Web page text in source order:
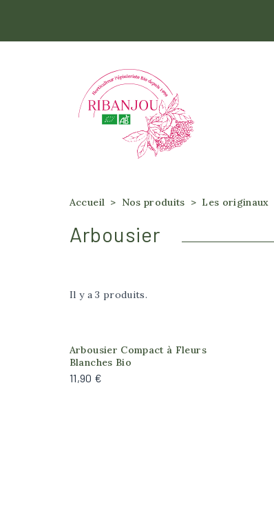
Accueil
Accueil Nos produits Les originaux
Arbousier
Il y a 3 produits.
Arbousier Compact à Fleurs
Blanches Bio
11,90 €